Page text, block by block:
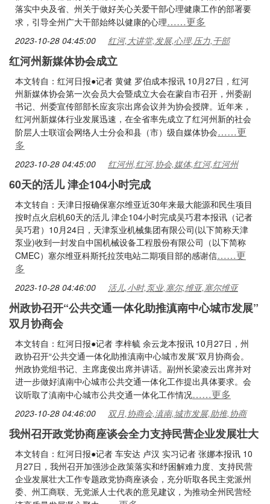
落实中央及省、州关于做好关心关爱干部心理健康工作的部署要
求，引导全州广大干部始终以健康的心理……更多
2023-10-28 04:45:00 红河,大讲堂,发展,心理,压力,干部
红河州新媒体协会成立
本文转自：红河日报●记者 黄健 罗伯成本报讯 10月27日，红河
州新媒体协会第一次会员大会暨成立大会在蒙自市召开，州委副
书记、州委宣传部部长应亥宗出席会议并为协会授牌。近年来，
红河州新媒体行业发展迅速，在全省率先成立了红河州新的社会
阶层人士联谊会网络人士分会和县（市）级自媒体协会……更
多
2023-10-28 04:45:00 红河州,红河,协会,媒体,红河,红河州
60天的活儿 津企104小时完成
本文转自：天津日报确保塞尔维亚近30年来最大能源和民生项目
按时点火启机60天的活儿 津企104小时完成吴巧君本报讯（记者
吴巧君）10月24日，天津泵业机械集团有限公司(以下简称天津
泵业)收到一封发自中国机械设备工程股份有限公司（以下简称
CMEC）塞尔维亚科斯托拉茨电站二期项目部的感谢信……更
多
2023-10-28 04:46:00 活儿,小时,泵业,塞尔,维亚,塞尔维亚
州政协召开“公共交通一体化助推滇南中心城市发展”
双月协商会
本文转自：红河日报●记者 李梓毓 余云龙本报讯 10月27日，州
政协召开“公共交通一体化助推滇南中心城市发展”双月协商会。
州政协党组书记、主席庞俊出席并讲话。副州长梁凌云出席并对
进一步做好滇南中心城市公共交通一体化工作提出具体要求。会
议听取了滇南中心城市公共交通一体化工作情况……更多
2023-10-28 04:46:00 双月,协商会,滇南,城市发展,助推,协商
我州召开政党协商座谈会全力支持民营企业发展壮大
本文转自：红河日报●记者 车安达 卢汉 实习记者 张娜本报讯 10
月27日，我州召开加强涉企政策落实和纾困解难力度、支持民营
企业发展壮大工作专题政党协商座谈会，充分听取各民主党派州
委、州工商联、无党派人士代表的意见建议，为推动全州民营经